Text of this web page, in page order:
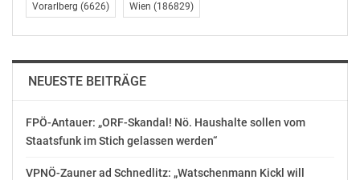
Vorarlberg (6626) Wien (186829)
NEUESTE BEITRÄGE
FPÖ-Antauer: „ORF-Skandal! Nö. Haushalte sollen vom
Staatsfunk im Stich gelassen werden“
VPNÖ-Zauner ad Schnedlitz: „Watschenmann Kickl will